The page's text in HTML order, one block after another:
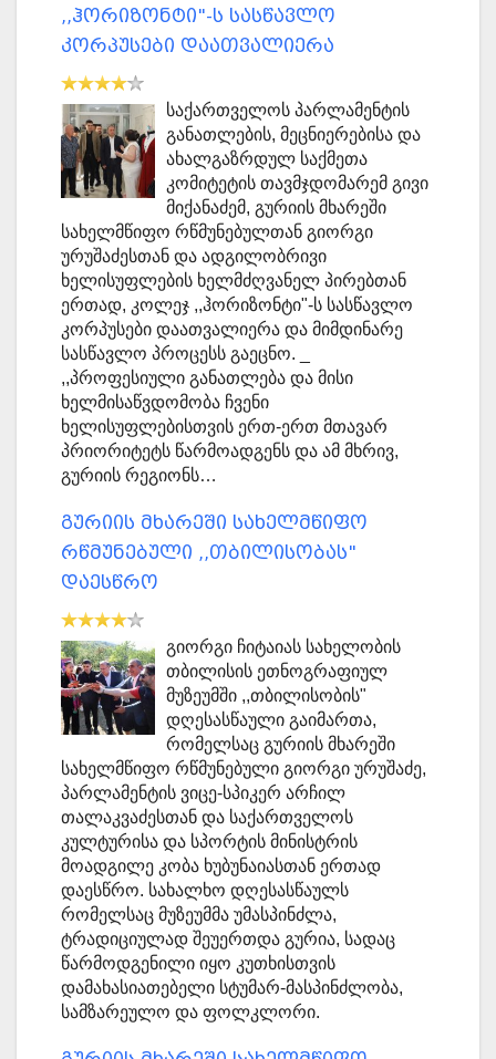
,,ჰორიზონტი"-ს სასწავლო
კორპუსები დაათვალიერა
საქართველოს პარლამენტის
განათლების, მეცნიერებისა და
ახალგაზრდულ საქმეთა
კომიტეტის თავმჯდომარემ გივი
მიქანაძემ, გურიის მხარეში
სახელმწიფო რწმუნებულთან გიორგი
ურუშაძესთან და ადგილობრივი
ხელისუფლების ხელმძღვანელ პირებთან
ერთად, კოლეჯ ,,ჰორიზონტი"-ს სასწავლო
კორპუსები დაათვალიერა და მიმდინარე
სასწავლო პროცესს გაეცნო. _
,,პროფესიული განათლება და მისი
ხელმისაწვდომობა ჩვენი
ხელისუფლებისთვის ერთ-ერთ მთავარ
პრიორიტეტს წარმოადგენს და ამ მხრივ,
გურიის რეგიონს…
გურიის მხარეში სახელმწიფო
რწმუნებული ,,თბილისობას"
დაესწრო
გიორგი ჩიტაიას სახელობის
თბილისის ეთნოგრაფიულ
მუზეუმში ,,თბილისობის"
დღესასწაული გაიმართა,
რომელსაც გურიის მხარეში
სახელმწიფო რწმუნებული გიორგი ურუშაძე,
პარლამენტის ვიცე-სპიკერ არჩილ
თალაკვაძესთან და საქართველოს
კულტურისა და სპორტის მინისტრის
მოადგილე კობა ხუბუნაიასთან ერთად
დაესწრო. სახალხო დღესასწაულს
რომელსაც მუზეუმმა უმასპინძლა,
ტრადიციულად შეუერთდა გურია, სადაც
წარმოდგენილი იყო კუთხისთვის
დამახასიათებელი სტუმარ-მასპინძლობა,
სამზარეულო და ფოლკლორი.